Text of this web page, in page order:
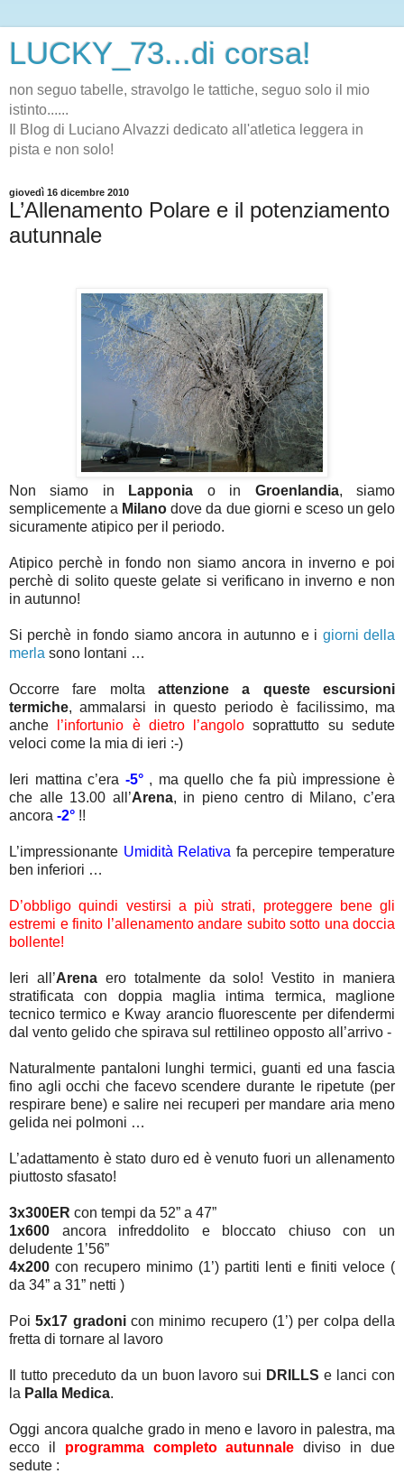
LUCKY_73...di corsa!
non seguo tabelle, stravolgo le tattiche, seguo solo il mio
istinto......
Il Blog di Luciano Alvazzi dedicato all'atletica leggera in
pista e non solo!
giovedì 16 dicembre 2010
L’Allenamento Polare e il potenziamento
autunnale
Non siamo in Lapponia o in Groenlandia, siamo
semplicemente a Milano dove da due giorni e sceso un gelo
sicuramente atipico per il periodo.
Atipico perchè in fondo non siamo ancora in inverno e poi
perchè di solito queste gelate si verificano in inverno e non
in autunno!
Si perchè in fondo siamo ancora in autunno e i giorni della
merla sono lontani …
Occorre fare molta attenzione a queste escursioni
termiche, ammalarsi in questo periodo è facilissimo, ma
anche
l’infortunio è dietro l’angolo soprattutto su sedute
veloci come la mia di ieri :-)
Ieri mattina c’era -5°, ma quello che fa più impressione è
che alle 13.00 all’Arena, in pieno centro di Milano, c’era
ancora -2° !!
L’impressionante Umidità Relativa fa percepire temperature
ben inferiori …
D’obbligo quindi vestirsi a più strati, proteggere bene gli
estremi e finito l’allenamento andare subito sotto una doccia
bollente!
Ieri all’Arenaero totalmente da solo! Vestito in maniera
stratificata con doppia maglia intima termica, maglione
tecnico termico e Kway arancio fluorescente per difendermi
dal vento gelido che spirava sul rettilineo opposto all’arrivo -
Naturalmente pantaloni lunghi termici, guanti ed una fascia
fino agli occhi che facevo scendere durante le ripetute (per
respirare bene) e salire nei recuperi per mandare aria meno
gelida nei polmoni …
L’adattamento è stato duro ed è venuto fuori un allenamento
piuttosto sfasato!
3x300ER con tempi da 52” a 47”
1x600 ancora infreddolito e bloccato chiuso con un
deludente 1’56”
4x200 con recupero minimo (1’) partiti lenti e finiti veloce (
da 34” a 31” netti )
Poi5x17 gradonicon minimo recupero (1’) per colpa della
fretta di tornare al lavoro
Il tutto preceduto da un buon lavoro sui DRILLS e lanci con
la Palla Medica.
Oggi ancora qualche grado in meno e lavoro in palestra, ma
ecco il programma completo autunnale diviso in due
sedute :